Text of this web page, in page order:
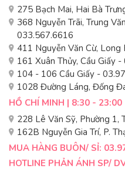
275 Bạch Mai, Hai Bà
368 Nguyễn Trãi, Trung
033.567.6616
411 Nguyễn Văn Cừ,
161 Xuân Thủy, Cầu Giấy
104 - 106 Cầu Giấy -
1028 Đường Láng, Đống
HỒ CHÍ MINH | 8:30 - 23:00
228 Lê Văn Sỹ, Phường
162B Nguyễn Gia Trí, P.
MUA HÀNG BUÔN/ SỈ:
HOTLINE PHẢN ÁNH SP/